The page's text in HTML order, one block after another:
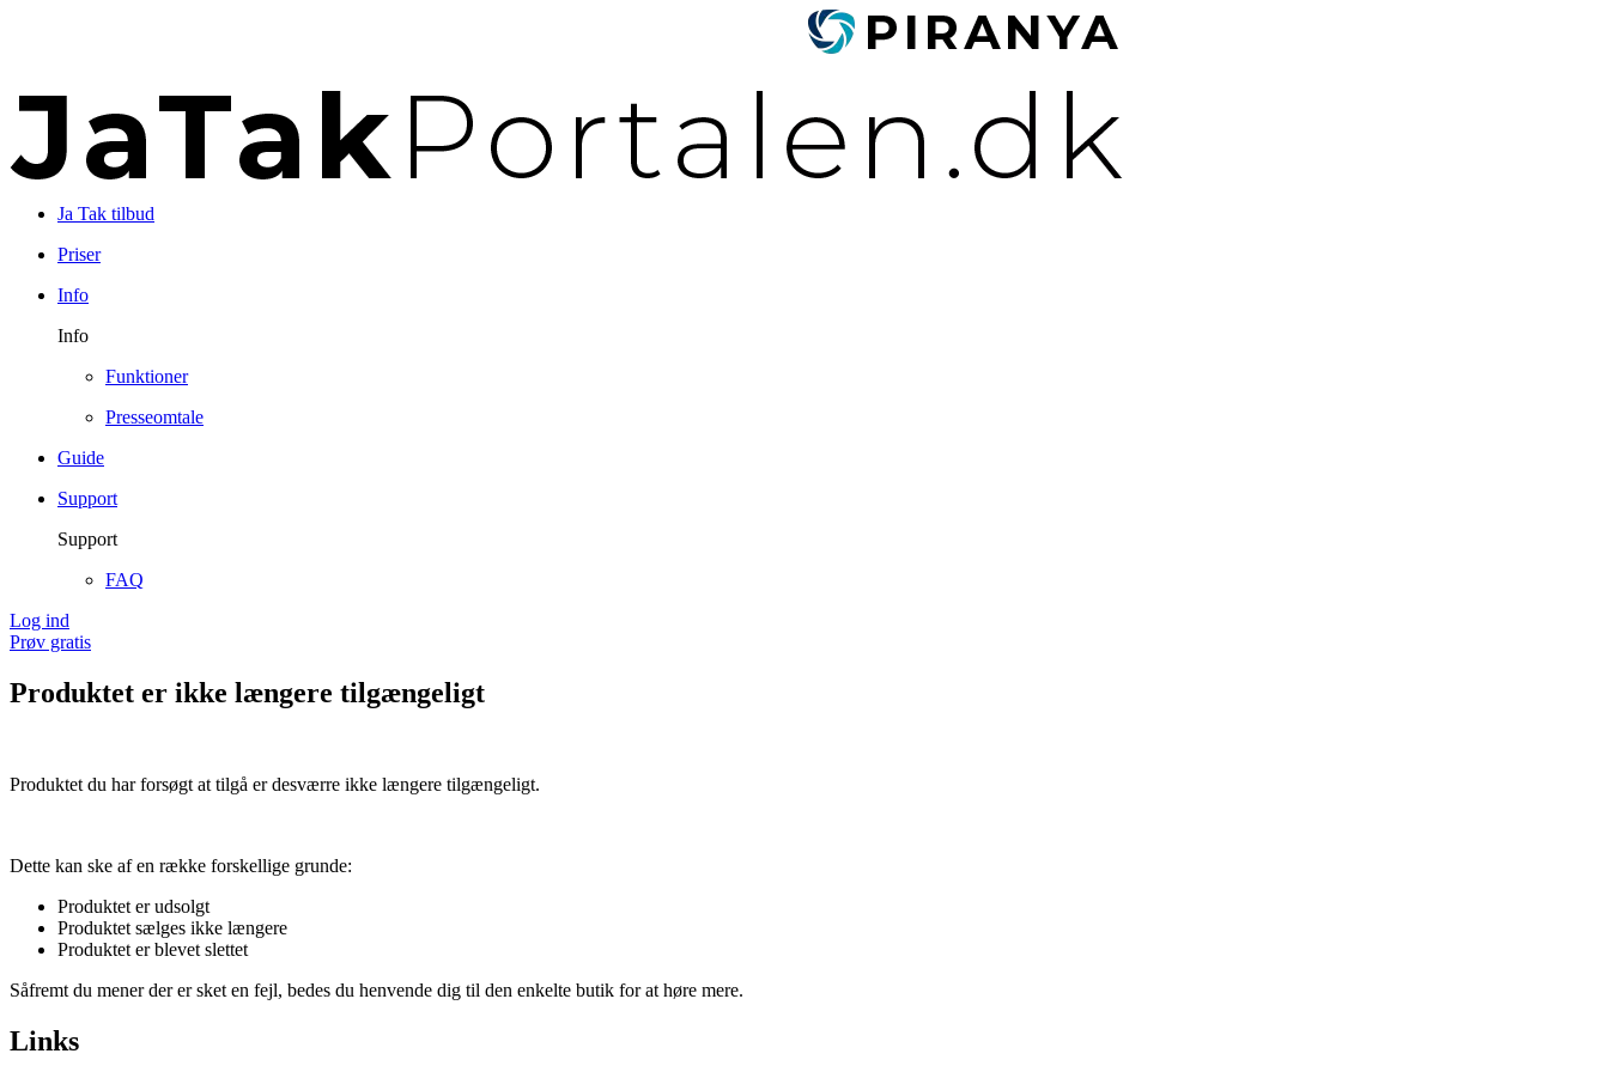
Ja Tak tilbud
Priser
Info
Info
Funktioner
Presseomtale
Guide
Support
Support
FAQ
Log ind
Prøv gratis
Produktet er ikke længere tilgængeligt
Produktet du har forsøgt at tilgå er desværre ikke længere tilgængeligt.
Dette kan ske af en række forskellige grunde:
Produktet er udsolgt
Produktet sælges ikke længere
Produktet er blevet slettet
Såfremt du mener der er sket en fejl, bedes du henvende dig til den enkelte butik for at høre mere.
Links